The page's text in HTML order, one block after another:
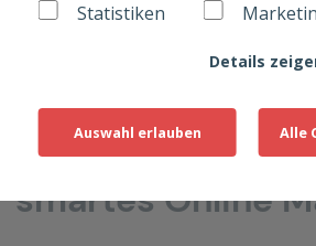
Statistiken
Details
Auswahl erlauben Alle
15. Juni 2021
Kostenlose Tools
smartes Online